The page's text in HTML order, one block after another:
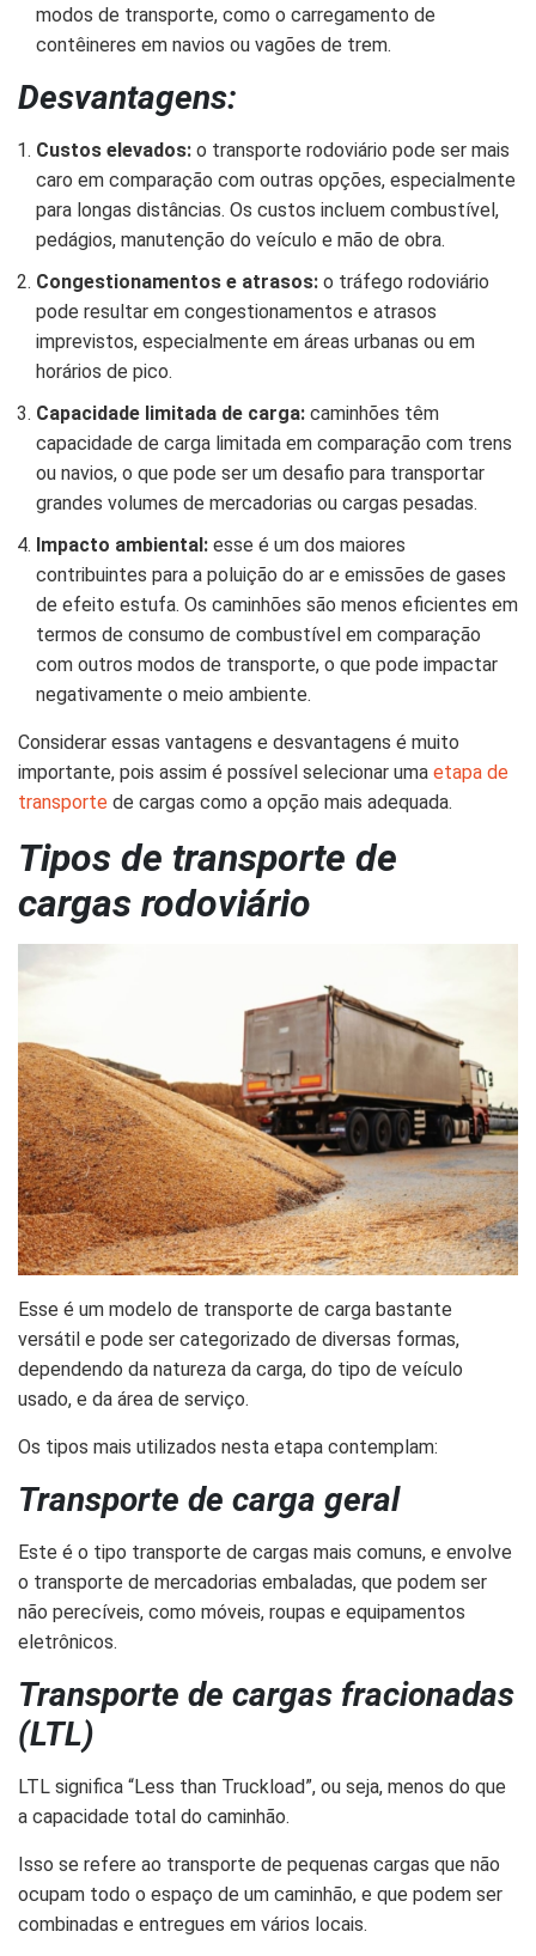
modos de transporte, como o carregamento de
contêineres em navios ou vagões de trem.
Desvantagens:
Custos elevados: o transporte rodoviário pode ser mais
caro em comparação com outras opções, especialmente
para longas distâncias. Os custos incluem combustível,
pedágios, manutenção do veículo e mão de obra.
Congestionamentos e atrasos: o tráfego rodoviário
pode resultar em congestionamentos e atrasos
imprevistos, especialmente em áreas urbanas ou em
horários de pico.
Capacidade limitada de carga: caminhões têm
capacidade de carga limitada em comparação com trens
ou navios, o que pode ser um desafio para transportar
grandes volumes de mercadorias ou cargas pesadas.
Impacto ambiental: esse é um dos maiores
contribuintes para a poluição do ar e emissões de gases
de efeito estufa. Os caminhões são menos eficientes em
termos de consumo de combustível em comparação
com outros modos de transporte, o que pode impactar
negativamente o meio ambiente.
Considerar essas vantagens e desvantagens é muito
importante, pois assim é possível selecionar uma etapa de
transporte de cargas como a opção mais adequada.
Tipos de transporte de
cargas rodoviário
Esse é um modelo de transporte de carga bastante
versátil e pode ser categorizado de diversas formas,
dependendo da natureza da carga, do tipo de veículo
usado, e da área de serviço.
Os tipos mais utilizados nesta etapa contemplam:
Transporte de carga geral
Este é o tipo transporte de cargas mais comuns, e envolve
o transporte de mercadorias embaladas, que podem ser
não perecíveis, como móveis, roupas e equipamentos
eletrônicos.
Transporte de cargas fracionadas
(LTL)
LTL significa “Less than Truckload”, ou seja, menos do que
a capacidade total do caminhão.
Isso se refere ao transporte de pequenas cargas que não
ocupam todo o espaço de um caminhão, e que podem ser
combinadas e entregues em vários locais.